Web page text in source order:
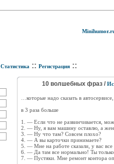
Статистика :: Регистрация ::
10 волшебных фраз /
…которые надо сказать в
в 3 раза больше
1. — Если что не развинчивается,
2. — Ну, я вам машину оставлю, а
3. — Ну что там? Совсем плохо?
4. — А вы карточки принимаете?
5. — Мне на работе сказали, у вас
6. — Да там все нормально! Ты
7. — Пустяки. Мне ремонт контора